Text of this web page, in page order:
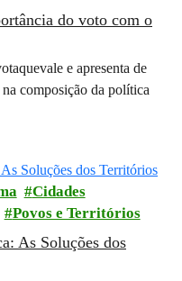
do voto com o
e apresenta de
composição da política
Cidades
Povos e Territórios
As Soluções dos